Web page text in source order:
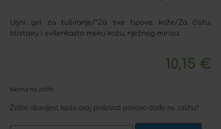
Uljni gel za tuširanje/*Za sve tipove kože/Za čistu,
blistavu i svilenkasto meku kožu, nježnog mirisa.
10,15 €
Nema na zalihi
Želite obavijest kada ovaj proizvod ponovo dođe na zalihu?